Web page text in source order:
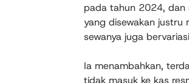
pada tahun 2024, dan
yang disewakan justru
sewanya juga
Ia menambahkan,
tidak masuk ke kas